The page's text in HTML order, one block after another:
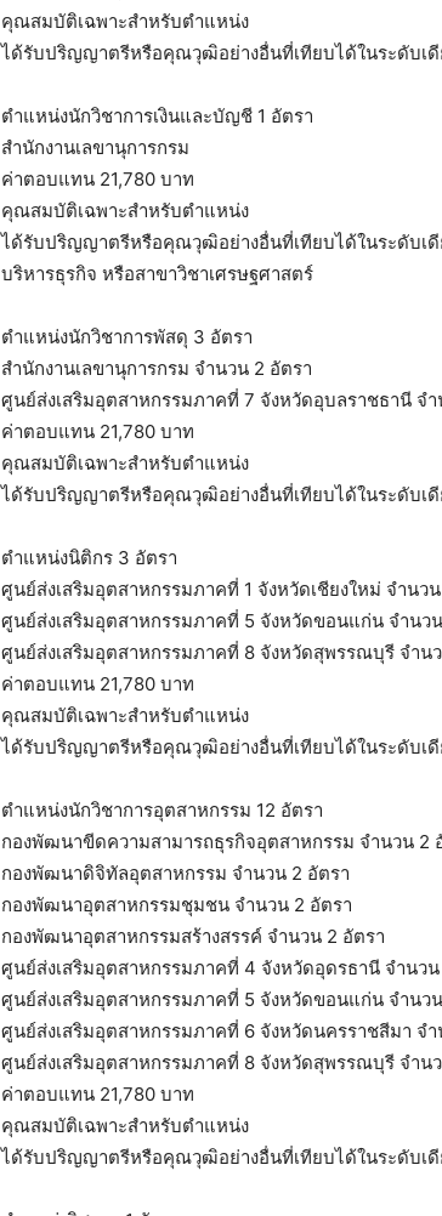
คุณสมบัติเฉพาะสำหรับตำแหน่ง
ได้รับปริญญาตรีหรือคุณวุฒิอย่างอื่นที่เทียบได้ในระดับเดี
ตำแหน่งนักวิชาการเงินและบัญชี 1 อัตรา
สำนักงานเลขานุการกรม
ค่าตอบแทน 21,780 บาท
คุณสมบัติเฉพาะสำหรับตำแหน่ง
ได้รับปริญญาตรีหรือคุณวุฒิอย่างอื่นที่เทียบได้ในระดับเ
บริหารธุรกิจ หรือสาขาวิชาเศรษฐศาสตร์
ตำแหน่งนักวิชาการพัสดุ 3 อัตรา
สำนักงานเลขานุการกรม จำนวน 2 อัตรา
ศูนย์ส่งเสริมอุตสาหกรรมภาคที่ 7 จังหวัดอุบลราชธานี จำ
ค่าตอบแทน 21,780 บาท
คุณสมบัติเฉพาะสำหรับตำแหน่ง
ได้รับปริญญาตรีหรือคุณวุฒิอย่างอื่นที่เทียบได้ในระดับเดี
ตำแหน่งนิติกร 3 อัตรา
ศูนย์ส่งเสริมอุตสาหกรรมภาคที่ 1 จังหวัดเชียงใหม่ จำนว
ศูนย์ส่งเสริมอุตสาหกรรมภาคที่ 5 จังหวัดขอนแก่น จำนว
ศูนย์ส่งเสริมอุตสาหกรรมภาคที่ 8 จังหวัดสุพรรณบุรี จำน
ค่าตอบแทน 21,780 บาท
คุณสมบัติเฉพาะสำหรับตำแหน่ง
ได้รับปริญญาตรีหรือคุณวุฒิอย่างอื่นที่เทียบได้ในระดับเ
ตำแหน่งนักวิชาการอุตสาหกรรม 12 อัตรา
กองพัฒนาขีดความสามารถธุรกิจอุตสาหกรรม จำนวน 2
กองพัฒนาดิจิทัลอุตสาหกรรม จำนวน 2 อัตรา
กองพัฒนาอุตสาหกรรมชุมชน จำนวน 2 อัตรา
กองพัฒนาอุตสาหกรรมสร้างสรรค์ จำนวน 2 อัตรา
ศูนย์ส่งเสริมอุตสาหกรรมภาคที่ 4 จังหวัดอุดรธานี จำนวน
ศูนย์ส่งเสริมอุตสาหกรรมภาคที่ 5 จังหวัดขอนแก่น จำนว
ศูนย์ส่งเสริมอุตสาหกรรมภาคที่ 6 จังหวัดนครราชสีมา จำ
ศูนย์ส่งเสริมอุตสาหกรรมภาคที่ 8 จังหวัดสุพรรณบุรี จำน
ค่าตอบแทน 21,780 บาท
คุณสมบัติเฉพาะสำหรับตำแหน่ง
ได้รับปริญญาตรีหรือคุณวุฒิอย่างอื่นที่เทียบได้ในระดับเดี